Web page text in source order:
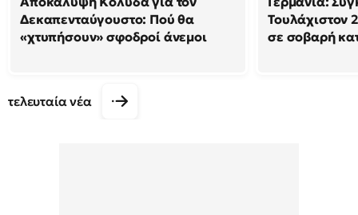
Δεκαπενταύγουστο: Πού θα
«χτυπήσουν» σφοδροί άνεμοι
Τουλάχιστον
σε σοβαρή
τελευταία νέα